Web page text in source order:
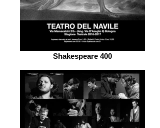
Shakespeare 400